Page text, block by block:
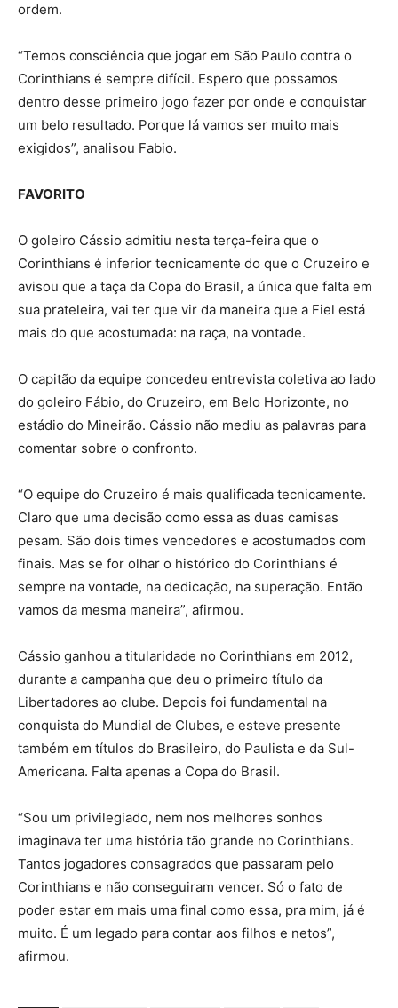
ordem.
“Temos consciência que jogar em São Paulo contra o
Corinthians é sempre difícil. Espero que possamos
dentro desse primeiro jogo fazer por onde e conquistar
um belo resultado. Porque lá vamos ser muito mais
exigidos”, analisou Fabio.
FAVORITO
O goleiro Cássio admitiu nesta terça-feira que o
Corinthians é inferior tecnicamente do que o Cruzeiro e
avisou que a taça da Copa do Brasil, a única que falta em
sua prateleira, vai ter que vir da maneira que a Fiel está
mais do que acostumada: na raça, na vontade.
O capitão da equipe concedeu entrevista coletiva ao lado
do goleiro Fábio, do Cruzeiro, em Belo Horizonte, no
estádio do Mineirão. Cássio não mediu as palavras para
comentar sobre o confronto.
“O equipe do Cruzeiro é mais qualificada tecnicamente.
Claro que uma decisão como essa as duas camisas
pesam. São dois times vencedores e acostumados com
finais. Mas se for olhar o histórico do Corinthians é
sempre na vontade, na dedicação, na superação. Então
vamos da mesma maneira”, afirmou.
Cássio ganhou a titularidade no Corinthians em 2012,
durante a campanha que deu o primeiro título da
Libertadores ao clube. Depois foi fundamental na
conquista do Mundial de Clubes, e esteve presente
também em títulos do Brasileiro, do Paulista e da Sul-
Americana. Falta apenas a Copa do Brasil.
“Sou um privilegiado, nem nos melhores sonhos
imaginava ter uma história tão grande no Corinthians.
Tantos jogadores consagrados que passaram pelo
Corinthians e não conseguiram vencer. Só o fato de
poder estar em mais uma final como essa, pra mim, já é
muito. É um legado para contar aos filhos e netos”,
afirmou.